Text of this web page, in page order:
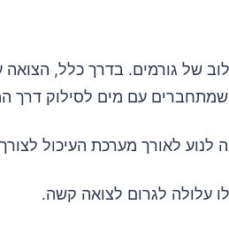
של גורמים. בדרך כלל, הצואה
שמתחברים עם מים לסילוק דרך
לנוע לאורך מערכת העיכול
עלולה לגרום לצואה קשה.